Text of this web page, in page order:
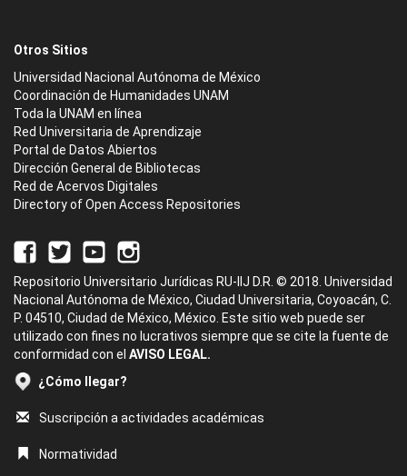
Otros Sitios
Universidad Nacional Autónoma de México
Coordinación de Humanidades UNAM
Toda la UNAM en línea
Red Universitaria de Aprendizaje
Portal de Datos Abiertos
Dirección General de Bibliotecas
Red de Acervos Digitales
Directory of Open Access Repositories
Repositorio Universitario Jurídicas RU-IIJ D.R. © 2018. Universidad
Nacional Autónoma de México, Ciudad Universitaria, Coyoacán, C.
P. 04510, Ciudad de México, México. Este sitio web puede ser
utilizado con fines no lucrativos siempre que se cite la fuente de
conformidad con el AVISO LEGAL.
¿Cómo llegar?
Suscripción a actividades académicas
Normatividad